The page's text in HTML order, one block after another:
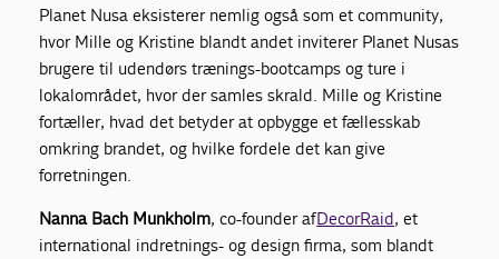
Planet Nusa eksisterer nemlig også som et community,
hvor Mille og Kristine blandt andet inviterer Planet Nusas
brugere til udendørs trænings-bootcamps og ture i
lokalområdet, hvor der samles skrald. Mille og Kristine
fortæller, hvad det betyder at opbygge et fællesskab
omkring brandet, og hvilke fordele det kan give
forretningen.
Nanna Bach Munkholm, co-founder afDecorRaid, et
international indretnings- og design firma, som blandt